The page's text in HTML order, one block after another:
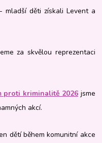
mladší děti získali Levent a
za skvělou reprezentaci
proti kriminalitě 2026 jsme
akcí.
dětí během komunitní akce